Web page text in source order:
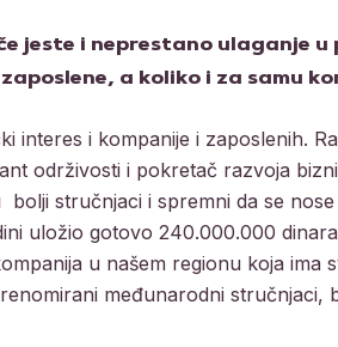
jeste i neprestano ulaganje
a koliko i za samu
interes i kompanije i zaposlenih.
održivosti i pokretač razvoja
stručnjaci i spremni da se
uložio gotovo 240.000.000
u našem regionu koja ima
međunarodni stručnjaci,